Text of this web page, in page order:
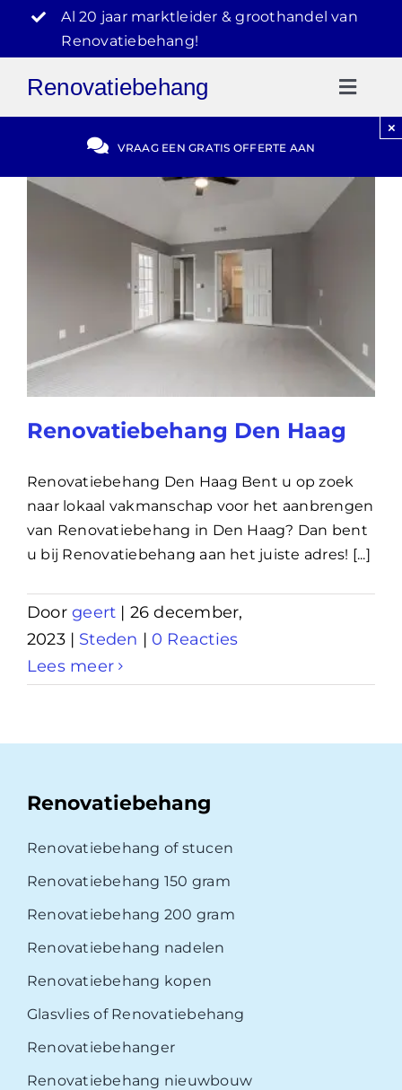
inhoud
Al 20 jaar marktleider & groothandel van
Renovatiebehang!
Renovatiebehang
Gratis Offerte
VRAAG EEN GRATIS OFFERTE AAN
×
Renovatiebehang Den Haag
Renovatiebehang Den Haag Bent u op zoek
naar lokaal vakmanschap voor het aanbrengen
van Renovatiebehang in Den Haag? Dan bent
u bij Renovatiebehang aan het juiste adres! [...]
Doorgeert | 26 december,
2023 | Steden | 0 Reacties
Lees meer
Renovatiebehang
Renovatiebehang of stucen
Renovatiebehang 150 gram
Renovatiebehang 200 gram
Renovatiebehang nadelen
Renovatiebehang kopen
Glasvlies of Renovatiebehang
Renovatiebehanger
Renovatiebehang nieuwbouw